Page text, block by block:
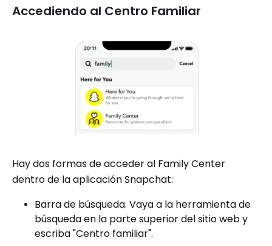
Accediendo al Centro Familiar
Hay dos formas de acceder al Family Center
dentro de la aplicación Snapchat:
Barra de búsqueda. Vaya a la herramienta de
búsqueda en la parte superior del sitio web y
escriba "Centro familiar".